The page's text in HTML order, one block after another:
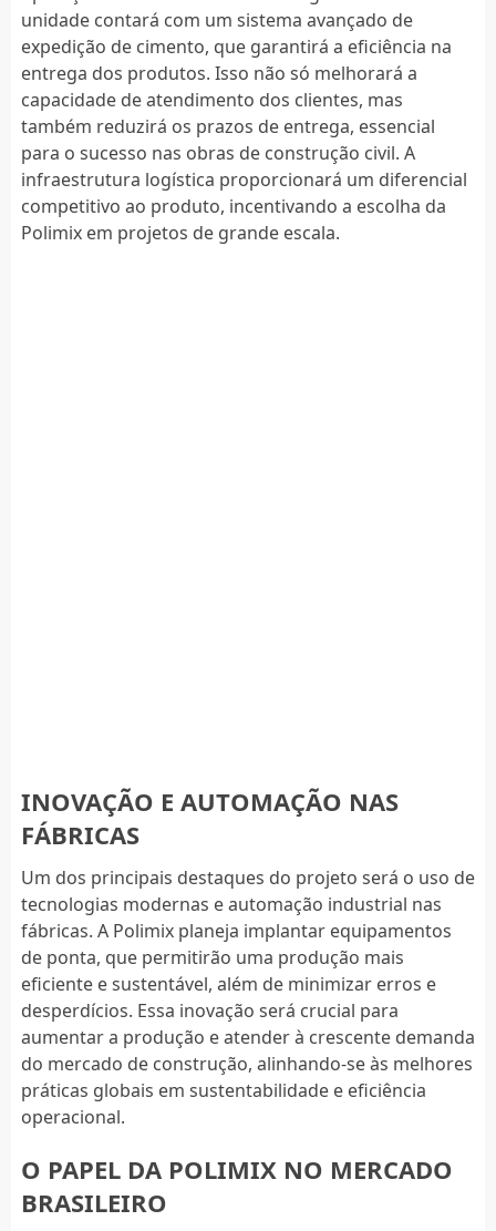
unidade contará com um sistema avançado de
expedição de cimento, que garantirá a eficiência na
entrega dos produtos. Isso não só melhorará a
capacidade de atendimento dos clientes, mas
também reduzirá os prazos de entrega, essencial
para o sucesso nas obras de construção civil. A
infraestrutura logística proporcionará um diferencial
competitivo ao produto, incentivando a escolha da
Polimix em projetos de grande escala.
INOVAÇÃO E AUTOMAÇÃO NAS
FÁBRICAS
Um dos principais destaques do projeto será o uso de
tecnologias modernas e automação industrial nas
fábricas. A Polimix planeja implantar equipamentos
de ponta, que permitirão uma produção mais
eficiente e sustentável, além de minimizar erros e
desperdícios. Essa inovação será crucial para
aumentar a produção e atender à crescente demanda
do mercado de construção, alinhando-se às melhores
práticas globais em sustentabilidade e eficiência
operacional.
O PAPEL DA POLIMIX NO MERCADO
BRASILEIRO